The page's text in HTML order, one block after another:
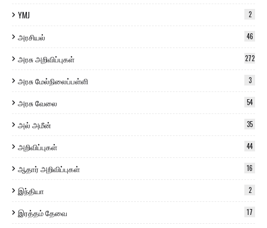
YMJ 2
அரசியல் 46
அரசு அறிவிப்புகள் 272
அரசு மேல்நிலைப்பள்ளி 3
அரசு வேலை 54
அல் அமீன் 35
அறிவிப்புகள் 44
ஆதார் அறிவிப்புகள் 16
இந்தியா 2
இரத்தம் தேவை 17